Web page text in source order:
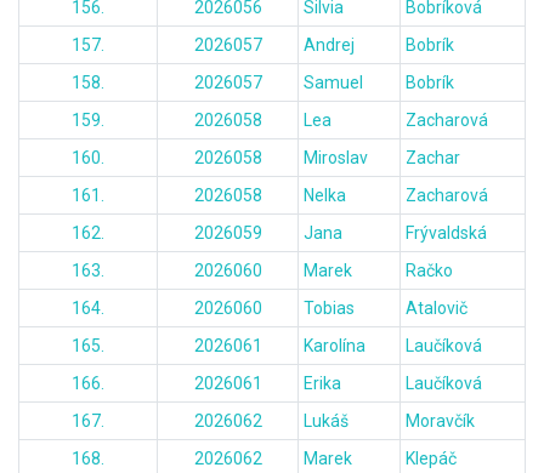
156.
2026056 Silvia
Bobríková
157.
2026057 Andrej
Bobrík
158.
2026057 Samuel
Bobrík
159.
2026058 Lea
Zacharová
160.
2026058 Miroslav
Zachar
161.
2026058 Nelka
Zacharová
162.
2026059 Jana
Frývaldská
163.
2026060 Marek
Račko
164.
2026060 Tobias
Atalovič
165.
2026061 Karolína
Laučíková
166.
2026061 Erika
Laučíková
167.
2026062 Lukáš
Moravčík
168.
2026062 Marek
Klepáč